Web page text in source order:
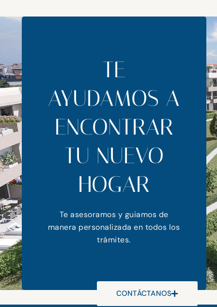
TE
AYUDAMOS A
ENCONTRAR
TU NUEVO
HOGAR
Te asesoramos y guiamos de
manera personalizada en todos los
trámites.
CONTÁCTANOS